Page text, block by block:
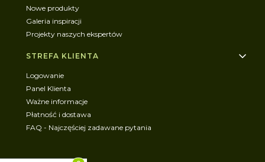
Nowe produkty
Galeria inspiracji
Projekty naszych ekspertów
STREFA KLIENTA
Logowanie
Panel Klienta
Ważne informacje
Płatność i dostawa
FAQ - Najczęściej zadawane pytania